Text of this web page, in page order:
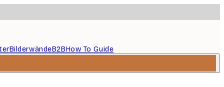
BilderwändeB2BHow To Guide